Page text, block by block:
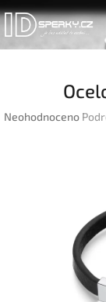
Přejít
na
obsah
Průměrné
Neohodnoceno